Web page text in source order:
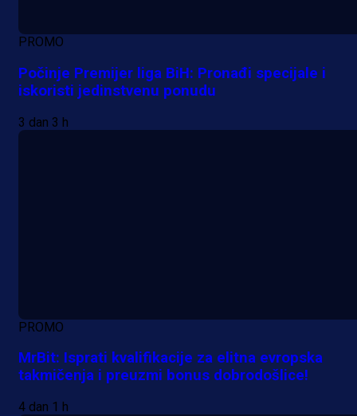
PROMO
Počinje Premijer liga BiH: Pronađi specijale i
iskoristi jedinstvenu ponudu
3 dan 3 h
PROMO
MrBit: Isprati kvalifikacije za elitna evropska
takmičenja i preuzmi bonus dobrodošlice!
4 dan 1 h